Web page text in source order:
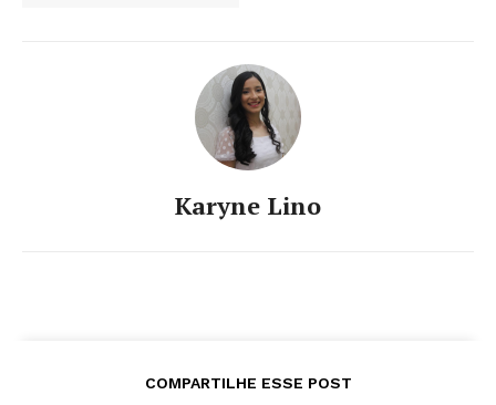
Karyne Lino
COMPARTILHE ESSE POST